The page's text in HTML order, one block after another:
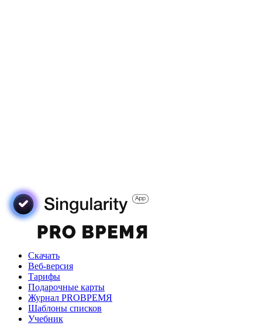
Скачать
Веб-версия
Тарифы
Подарочные карты
Журнал PROВРЕМЯ
Шаблоны списков
Учебник